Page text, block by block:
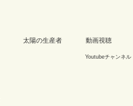
太陽の生産者 動画視聴
Youtubeチャンネル